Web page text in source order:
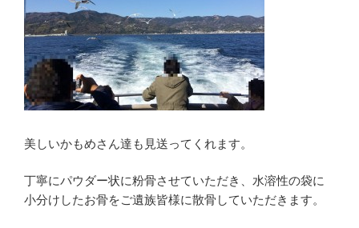
美しいかもめさん達も見送ってくれます。
丁寧にパウダー状に粉骨させていただき、水溶性の袋に
小分けしたお骨をご遺族皆様に散骨していただきます。